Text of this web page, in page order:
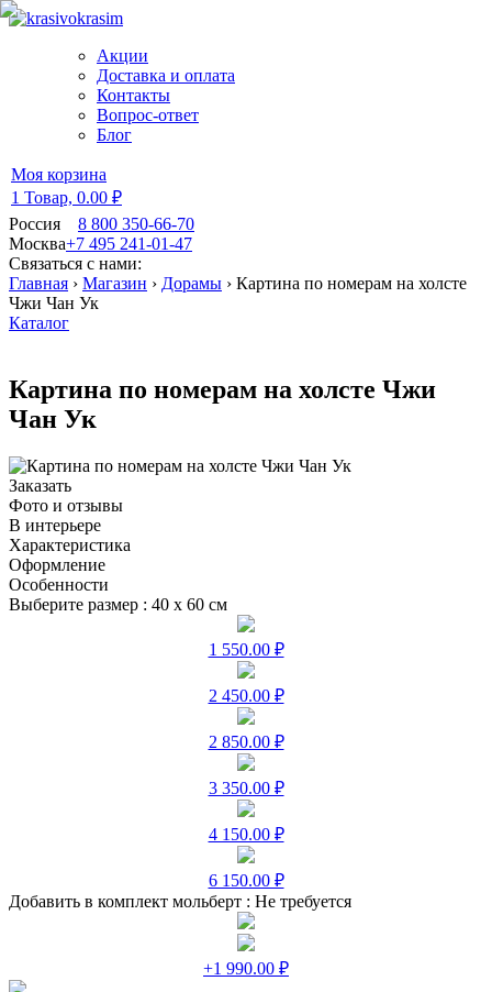
Акции
Доставка и оплата
Контакты
Вопрос-ответ
Блог
Моя корзина
1 Товар, 0.00 ₽
Россия
8 800 350-66-70
Москва+7 495 241-01-47
Связаться с нами:
Главная › Магазин › Дорамы › Картина по номерам на холсте
Чжи Чан Ук
Каталог
Картина по номерам на холсте Чжи
Чан Ук
Заказать
Фото и отзывы
В интерьере
Характеристика
Оформление
Особенности
Выберите размер : 40 х 60 см
1 550.00 ₽
2 450.00 ₽
2 850.00 ₽
3 350.00 ₽
4 150.00 ₽
6 150.00 ₽
Добавить в комплект мольберт : Не требуется
+1 990.00 ₽